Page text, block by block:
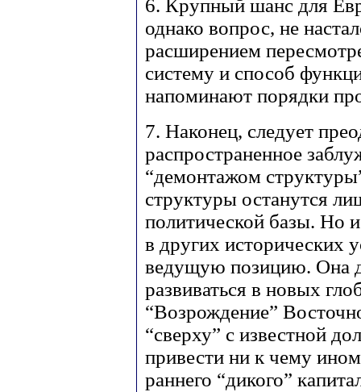
6. Крупный шанс для
однако вопрос, не
расширением
систему и способ
напоминают порядки
7. Наконец, следует
распространенное
“демонтажом
структуры останутся
политической базы. Но
в других исторических
ведущую позицию. Она
развиваться в новых
“Возрождение”
“сверху” с известной
привести ни к чему
раннего “дикого”